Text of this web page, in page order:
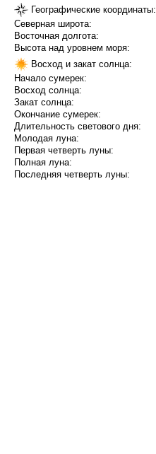
Географические координаты:
Северная широта:
Восточная долгота:
Высота над уровнем моря:
Восход и закат солнца:
Начало сумерек:
Восход солнца:
Закат солнца:
Окончание сумерек:
Длительность светового дня:
Молодая луна:
Первая четверть луны:
Полная луна:
Последняя четверть луны: